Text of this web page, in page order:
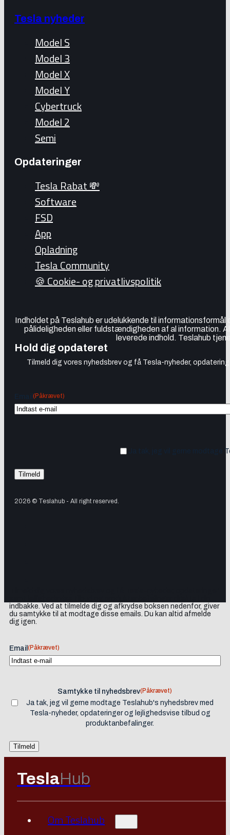
Tesla nyheder
Model S
Model 3
Model X
Model Y
Cybertruck
Model 2
Semi
Opdateringer
Tesla Rabat 💸
Software
FSD
App
Opladning
Tesla Community
🍪 Cookie- og privatlivspolitik
Indholdet på Teslahub er udelukkende til
pålideligheden eller fuldstændigheden af al information.
leverede indhold. Teslahub
Hold dig opdateret
Tilmeld dig vores nyhedsbrev og få Tesla-nyheder,
(Påkrævet)
Ja tak, jeg vil gerne modtage
2026 © Teslahub - All right reserved.
indbakke. Ved at tilmelde dig og afkrydse boksen nedenfor, giver
du samtykke til at modtage disse emails. Du kan altid afmelde
dig igen.
Email (Påkrævet)
Samtykke til nyhedsbrev(Påkrævet)
Ja tak, jeg vil gerne modtage Teslahub's nyhedsbrev med
Tesla-nyheder, opdateringer og lejlighedsvise tilbud og
produktanbefalinger.
TeslaHub
Om Teslahub